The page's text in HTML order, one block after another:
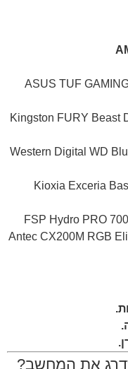
ASUS TUF
: Kingston FURY Beast
Western Digital WD
: Antec CX200M RGB
את המחשב?